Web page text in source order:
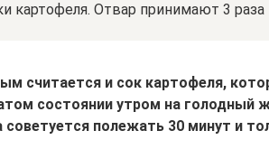
картофеля. Отвар принимают 3
считается и сок картофеля,
состоянии утром на голодный
советуется полежать 30 минут и